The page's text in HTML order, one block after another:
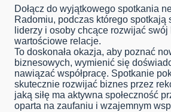
Dołącz do wyjątkowego spotkania
Radomiu, podczas którego spotkają
liderzy i osoby chcące rozwijać
wartościowe relacje.
To doskonała okazja, aby poznać
biznesowych, wymienić się
nawiązać współpracę. Spotkanie
skutecznie rozwijać biznes przez
jaką siłę ma aktywna społeczność
oparta na zaufaniu i wzajemnym